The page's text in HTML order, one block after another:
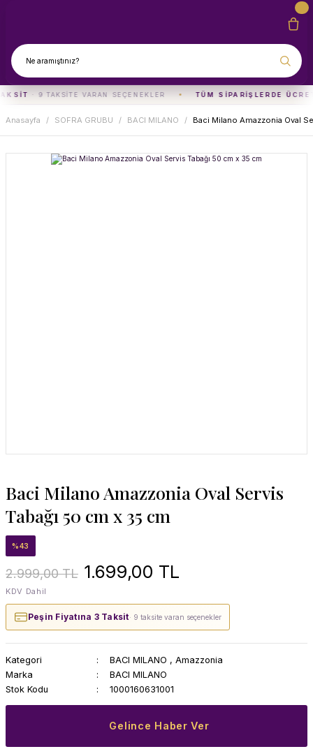
· 9 TAKSITE VARAN SEÇENEKLER TÜM SIPARIŞLERDE
Anasayfa SOFRA GRUBU BACI MILANO Baci Milano Amazzonia Oval
Baci Milano Amazzonia Oval Servis
Tabağı 50 cm x 35 cm
%43
2.999,00 TL 1.699,00 TL
KDV Dahil
Peşin Fiyatına 3 Taksit· 9 taksite varan seçenekler
Kategori BACI MILANO , Amazzonia
Marka
BACI MILANO
Stok Kodu
1000160631001
Gelince Haber Ver